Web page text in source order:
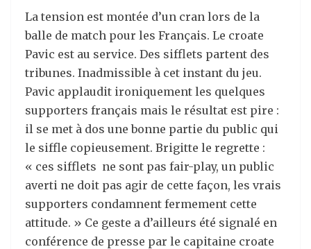
La tension est montée d’un cran lors de la
balle de match pour les Français. Le croate
Pavic est au service. Des sifflets partent des
tribunes. Inadmissible à cet instant du jeu.
Pavic applaudit ironiquement les quelques
supporters français mais le résultat est pire :
il se met à dos une bonne partie du public qui
le siffle copieusement. Brigitte le regrette :
« ces sifflets ne sont pas fair-play, un public
averti ne doit pas agir de cette façon, les vrais
supporters condamnent fermement cette
attitude. » Ce geste a d’ailleurs été signalé en
conférence de presse par le capitaine croate